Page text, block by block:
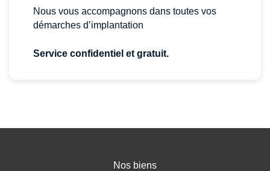
Nous vous accompagnons dans toutes vos
démarches d’implantation
Service confidentiel et gratuit.
Nos biens